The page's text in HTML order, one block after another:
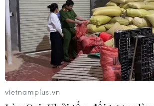
vietnamplus.vn